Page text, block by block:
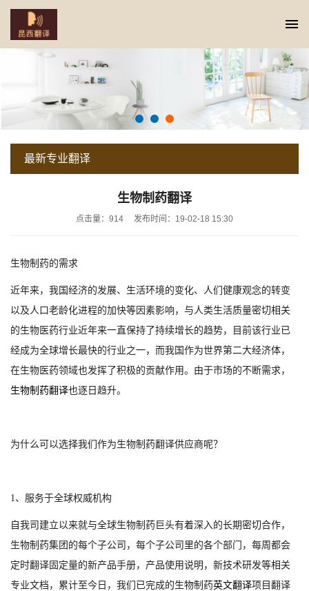
最新专业翻译
上海翻译公司首页 > 最新专业翻译
生物制药翻译
点击量：914 发布时间：19-02-18 15:30
生物制药的需求
近年来，我国经济的发展、生活环境的变化、人们健康观念的转变
以及人口老龄化进程的加快等因素影响，与人类生活质量密切相关
的生物医药行业近年来一直保持了持续增长的趋势，目前该行业已
经成为全球增长最快的行业之一，而我国作为世界第二大经济体，
在生物医药领域也发挥了积极的贡献作用。由于市场的不断需求，
生物制药翻译也逐日趋升。
为什么可以选择我们作为生物制药翻译供应商呢？
1、服务于全球权威机构
自我司建立以来就与全球生物制药巨头有着深入的长期密切合作，
生物制药集团的每个子公司，每个子公司里的各个部门，每周都会
定时翻译固定量的新产品手册，产品使用说明，新技术研发等相关
专业文档，累计至今日，我们已完成的生物制药英文翻译项目 翻译